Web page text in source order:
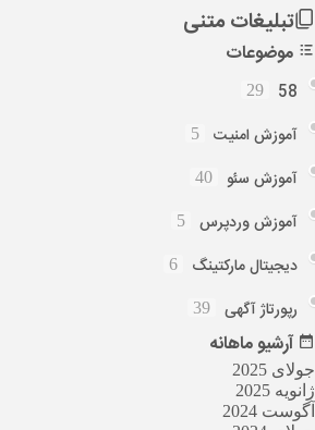
تبلیغات متنی
موضوعات
58
29
آموزش امنیت 5
آموزش سئو 40
آموزش وردپرس 5
دیجیتال مارکتینگ 6
رپورتاژ آگهی 39
آرشیوماهانه
جولای 2025
ژانویه 2025
آگوست 2024